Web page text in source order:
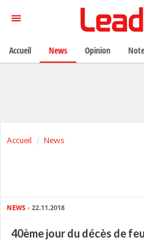
Accueil News
NEWS - 22.11.2018
40ème jour du décès de
Accueil News Opinion